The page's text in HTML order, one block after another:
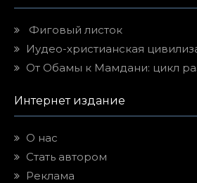
Фиговый листок
Иудео-христианская
От Обамы к Мамдани: цикл
Интернет издание
О нас
Стать автором
Реклама